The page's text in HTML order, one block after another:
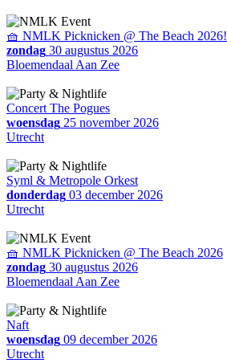
🧺 NMLK Picknicken @ The Beach 2026!
zondag 30 augustus 2026
Bloemendaal Aan Zee
Concert The Pogues
woensdag 25 november 2026
Utrecht
Syml & Metropole Orkest
donderdag 03 december 2026
Utrecht
🧺 NMLK Picknicken @ The Beach 2026
zondag 30 augustus 2026
Bloemendaal Aan Zee
Naft
woensdag 09 december 2026
Utrecht